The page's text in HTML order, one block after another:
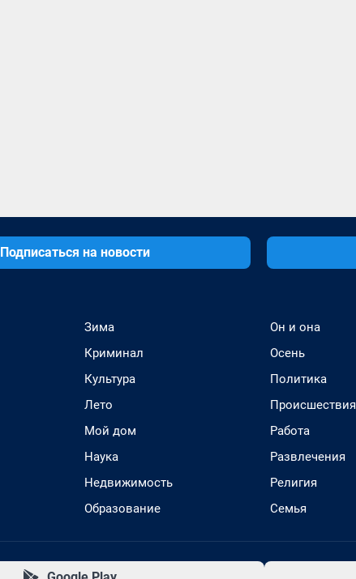
Подписаться на новости
Зима
Криминал
Культура
Лето
Мой дом
Наука
Недвижимость
Образование
Он и она
Осень
Политика
Происшествия
Работа
Развлечения
Религия
Семья